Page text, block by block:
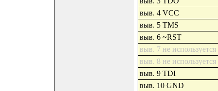
выв. 4 VCC
выв. 5 TMS
выв. 6 ~RST
выв. 7 не используется
выв. 8 не используется
выв. 9 TDI
выв. 10 GND